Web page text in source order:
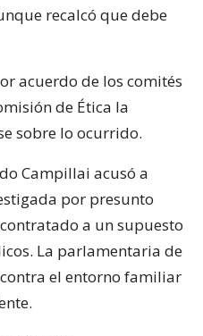
recalcó que debe
acuerdo de los comités
de Ética la
sobre lo ocurrido.
Campillai acusó a
por presunto
a un supuesto
La parlamentaria de
el entorno familiar